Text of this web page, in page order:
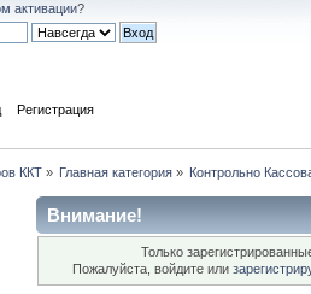
активации?
Регистрация
ККТ» Главная категория » Контрольно
Внимание!
Только
Пожалуйста, войдите или